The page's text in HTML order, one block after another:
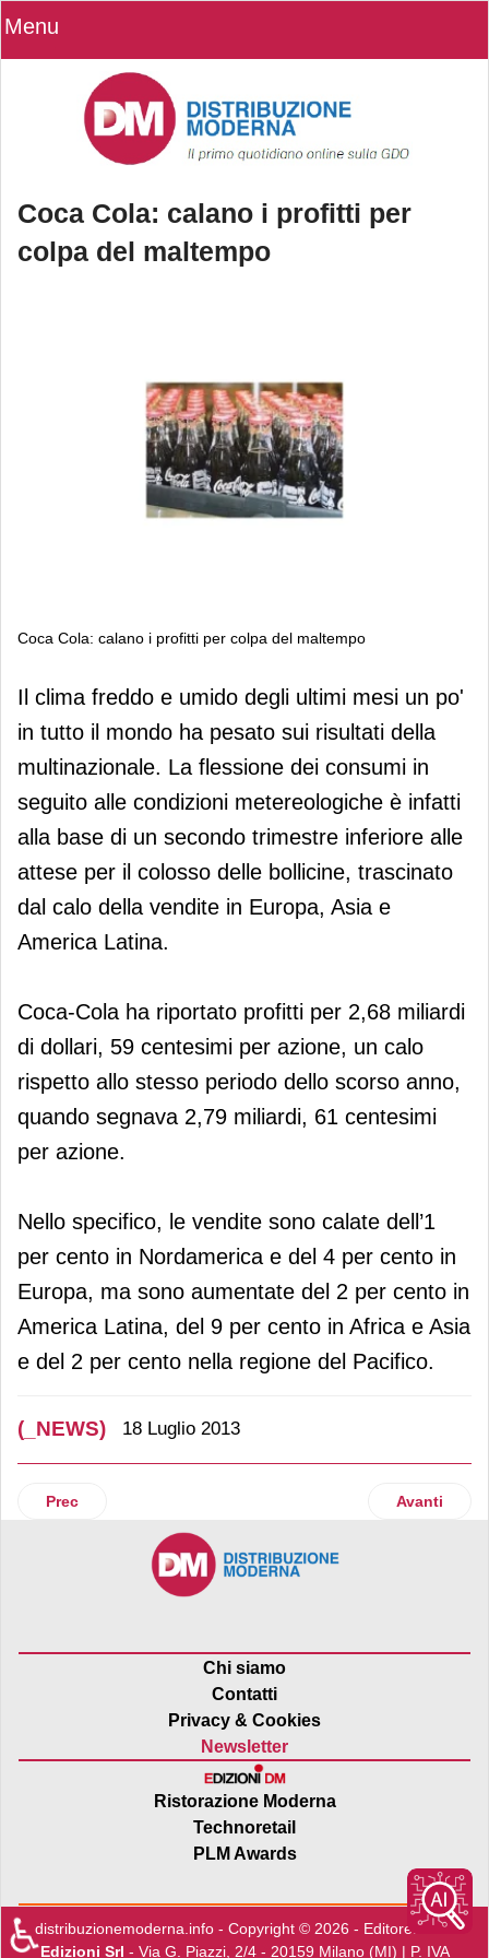
Menu
Coca Cola: calano i profitti per
colpa del maltempo
Coca Cola: calano i profitti per colpa del maltempo
Coca Cola: calano i profitti per colpa
del maltempo
Il clima freddo e umido degli ultimi mesi un po'
in tutto il mondo ha pesato sui risultati della
multinazionale. La flessione dei consumi in
seguito alle condizioni metereologiche è infatti
alla base di un secondo trimestre inferiore alle
attese per il colosso delle bollicine, trascinato
dal calo della vendite in Europa, Asia e
America Latina.
Coca-Cola ha riportato profitti per 2,68 miliardi
di dollari, 59 centesimi per azione, un calo
rispetto allo stesso periodo dello scorso anno,
quando segnava 2,79 miliardi, 61 centesimi
per azione.
Nello specifico, le vendite sono calate dell’1
per cento in Nordamerica e del 4 per cento in
Europa, ma sono aumentate del 2 per cento in
America Latina, del 9 per cento in Africa e Asia
e del 2 per cento nella regione del Pacifico.
(_NEWS) 18 Luglio 2013
Articolo precedente: Rovagnati, partnership con Total Erg
Prec Articolo
Avanti
Chi siamo
Contatti
Privacy & Cookies
Newsletter
Ristorazione Moderna
Technoretail
PLM Awards
distribuzionemoderna.info - Copyright © 2026 - Editore:Edra
Edizioni Srl - Via G. Piazzi, 2/4 - 20159 Milano (MI) | P. IVA